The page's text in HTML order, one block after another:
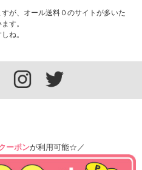
が、オール送料０のサイトが多いた
す。
ね。
ーポンが利用可能☆／